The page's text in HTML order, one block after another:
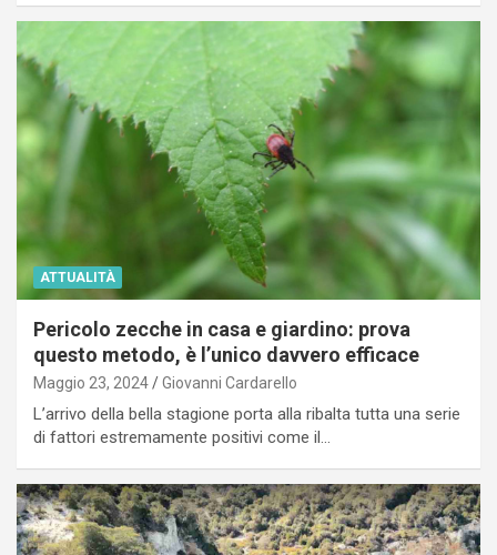
ATTUALITÀ
Pericolo zecche in casa e giardino: prova
questo metodo, è l’unico davvero efficace
Maggio 23, 2024 Giovanni Cardarello
L’arrivo della bella stagione porta alla ribalta tutta una serie
di fattori estremamente positivi come il…